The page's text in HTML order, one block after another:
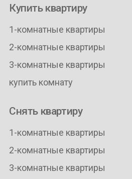
Купить квартиру
1-комнатные квартиры
2-комнатные квартиры
3-комнатные квартиры
купить комнату
Снять квартиру
1-комнатные квартиры
2-комнатные квартиры
3-комнатные квартиры